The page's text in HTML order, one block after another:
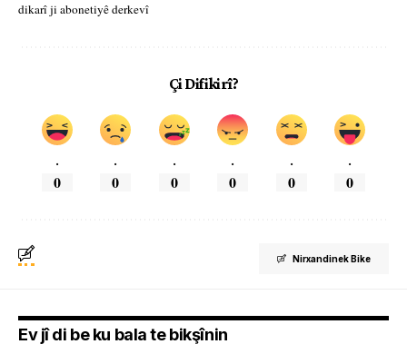
dikarî ji abonetiyê derkevî
Çi Difikirî?
.
0
.
0
.
0
.
0
.
0
.
0
Nirxandinek Bike
Ev jî di be ku bala te bikşînin